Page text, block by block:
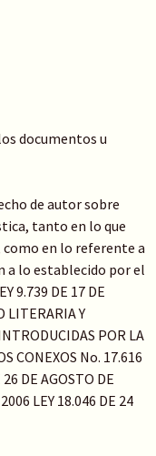
documentos u
de autor sobre
tanto en lo que
como en lo referente a
a lo establecido por el
9.739 DE 17 DE
LITERARIA Y
POR LA
CONEXOS No. 17.616
DE AGOSTO DE
LEY 18.046 DE 24